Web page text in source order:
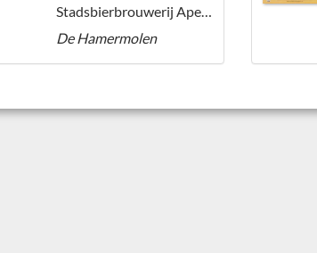
Stadsbierbrouwerij Apeldoorn
De Hamermolen